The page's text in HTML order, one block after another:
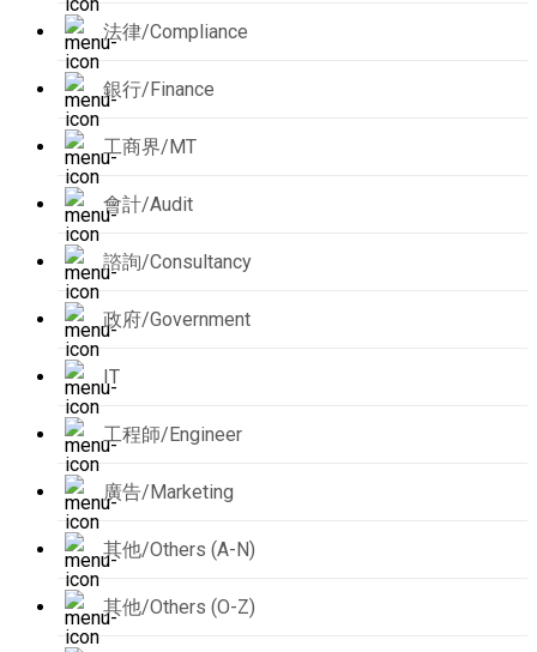
法律/Compliance
銀行/Finance
工商界/MT
會計/Audit
諮詢/Consultancy
政府/Government
IT
工程師/Engineer
廣告/Marketing
其他/Others (A-N)
其他/Others (O-Z)